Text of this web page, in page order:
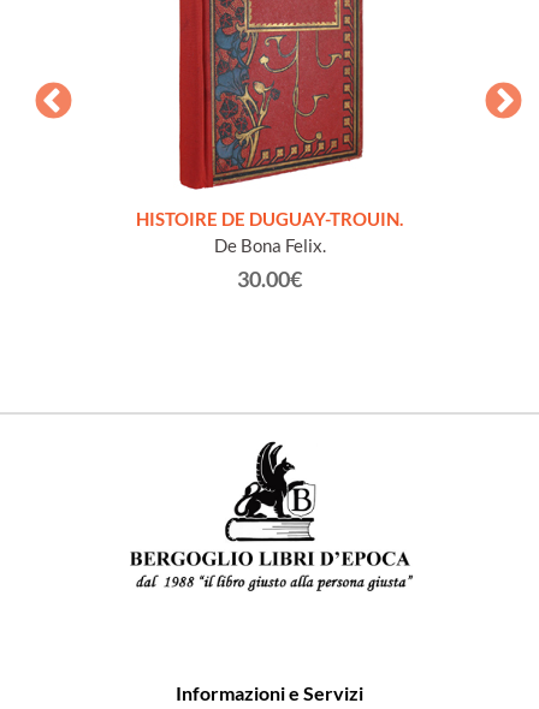
HISTOIRE DE DUGUAY-TROUIN.
De Bona Felix.
30.00€
Informazioni e Servizi